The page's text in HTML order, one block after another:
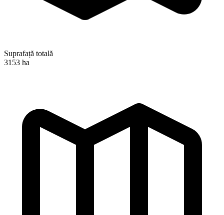
Suprafață totală
3153 ha